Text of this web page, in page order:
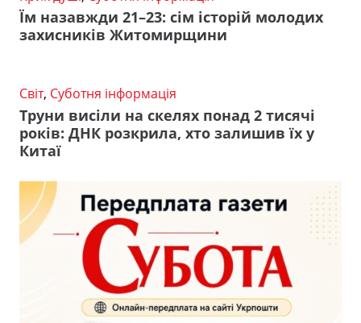
Їм назавжди 21–23: сім історій молодих
захисників Житомирщини
Світ, Суботня інформація
Труни висіли на скелях понад 2 тисячі
років: ДНК розкрила, хто залишив їх у
Китаї